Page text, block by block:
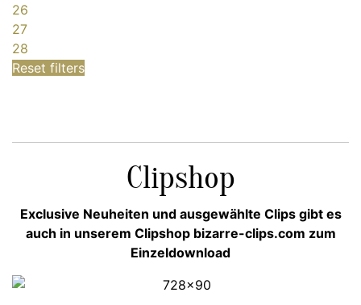
26
27
28
Reset filters
Clipshop
Exclusive Neuheiten und ausgewählte Clips gibt es
auch in unserem Clipshop bizarre-clips.com zum
Einzeldownload